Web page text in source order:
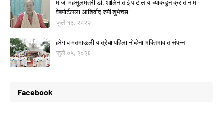
माजी महसूलमंत्री डॉ. शालिनीताई पाटील यांच्याकडुन क्रांतीनामा
वेबपोर्टलला आशिर्वाद रुपी शुभेच्छा
जुलै १३, २०२२
हरेगाव मतमाऊली यात्रेचा पहिला नोव्हेना भक्तिभावात संपन्न
जुलै ०५, २०२६
Facebook